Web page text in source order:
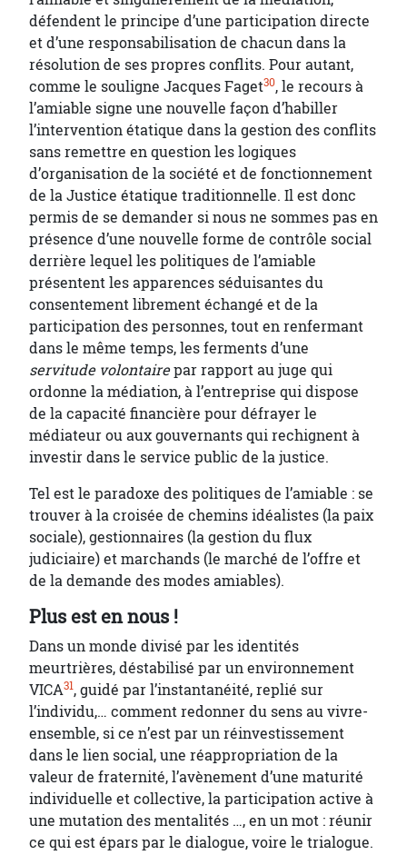
défendent le principe d’une participation directe
et d’une responsabilisation de chacun dans la
résolution de ses propres conflits. Pour autant,
comme le souligne Jacques Faget30, le recours à
l’amiable signe une nouvelle façon d’habiller
l’intervention étatique dans la gestion des conflits
sans remettre en question les logiques
d’organisation de la société et de fonctionnement
de la Justice étatique traditionnelle. Il est donc
permis de se demander si nous ne sommes pas en
présence d’une nouvelle forme de contrôle social
derrière lequel les politiques de l’amiable
présentent les apparences séduisantes du
consentement librement échangé et de la
participation des personnes, tout en renfermant
dans le même temps, les ferments d’une
servitude volontairepar rapport au juge qui
ordonne la médiation, à l’entreprise qui dispose
de la capacité financière pour défrayer le
médiateur ou aux gouvernants qui rechignent à
investir dans le service public de la justice.
Tel est le paradoxe des politiques de l’amiable : se
trouver à la croisée de chemins idéalistes (la paix
sociale), gestionnaires (la gestion du flux
judiciaire) et marchands (le marché de l’offre et
de la demande des modes amiables).
Plus est en nous !
Dans un monde divisé par les identités
meurtrières, déstabilisé par un environnement
VICA31, guidé par l’instantanéité, replié sur
l’individu,… comment redonner du sens au vivre-
ensemble, si ce n’est par un réinvestissement
dans le lien social, une réappropriation de la
valeur de fraternité, l’avènement d’une maturité
individuelle et collective, la participation active à
une mutation des mentalités …, en un mot : réunir
ce qui est épars par le dialogue, voire le trialogue.